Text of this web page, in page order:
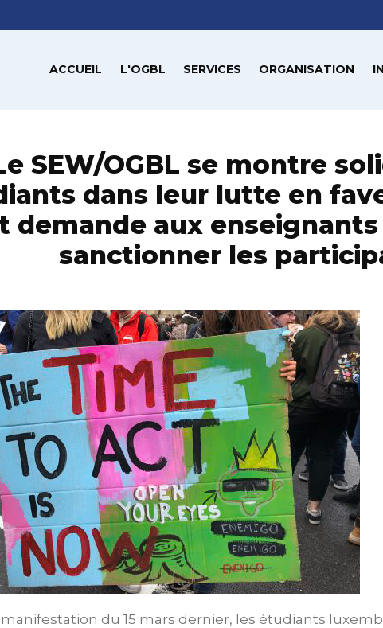
ACCUEIL L'OGBL SERVICES ORGANISATION
SEW/OGBL se montre
dans leur lutte en
demande aux enseignants
sanctionner les
du 15 mars dernier, les étudiants